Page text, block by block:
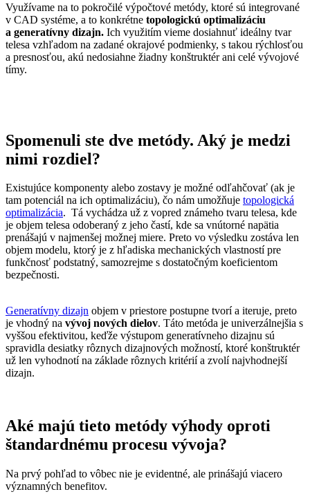
Využívame na to pokročilé výpočtové metódy, ktoré sú integrované
v CAD systéme, a to konkrétne topologickú optimalizáciu
a generatívny dizajn. Ich využitím vieme dosiahnuť ideálny tvar
telesa vzhľadom na zadané okrajové podmienky, s takou rýchlosťou
a presnosťou, akú nedosiahne žiadny konštruktér ani celé vývojové
tímy.
Spomenuli ste dve metódy. Aký je medzi
nimi rozdiel?
Existujúce komponenty alebo zostavy je možné odľahčovať (ak je
tam potenciál na ich optimalizáciu), čo nám umožňuje topologická
optimalizácia. Tá vychádza už z vopred známeho tvaru telesa, kde
je objem telesa odoberaný z jeho častí, kde sa vnútorné napätia
prenášajú v najmenšej možnej miere. Preto vo výsledku zostáva len
objem modelu, ktorý je z hľadiska mechanických vlastností pre
funkčnosť podstatný, samozrejme s dostatočným koeficientom
bezpečnosti.
Generatívny dizajn objem v priestore postupne tvorí a iteruje, preto
je vhodný na vývoj nových dielov. Táto metóda je univerzálnejšia s
vyššou efektivitou, keďže výstupom generatívneho dizajnu sú
spravidla desiatky rôznych dizajnových možností, ktoré konštruktér
už len vyhodnotí na základe rôznych kritérií a zvolí najvhodnejší
dizajn.
Aké majú tieto metódy výhody oproti
štandardnému procesu vývoja?
Na prvý pohľad to vôbec nie je evidentné, ale prinášajú viacero
významných benefitov.